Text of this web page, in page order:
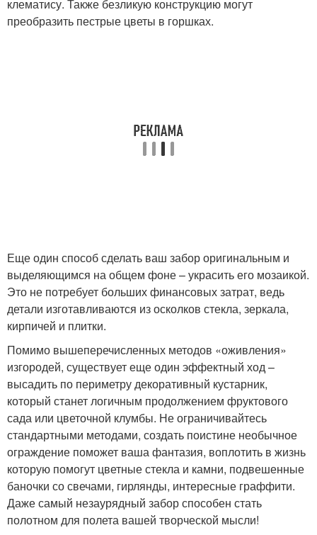
клематису. Также безликую конструкцию могут
преобразить пестрые цветы в горшках.
Еще один способ сделать ваш забор оригинальным и
выделяющимся на общем фоне – украсить его мозаикой.
Это не потребует больших финансовых затрат, ведь
детали изготавливаются из осколков стекла, зеркала,
кирпичей и плитки.
Помимо вышеперечисленных методов «оживления»
изгородей, существует еще один эффектный ход –
высадить по периметру декоративный кустарник,
который станет логичным продолжением фруктового
сада или цветочной клумбы. Не ограничивайтесь
стандартными методами, создать поистине необычное
ограждение поможет ваша фантазия, воплотить в жизнь
которую помогут цветные стекла и камни, подвешенные
баночки со свечами, гирлянды, интересные граффити.
Даже самый незаурядный забор способен стать
полотном для полета вашей творческой мысли!